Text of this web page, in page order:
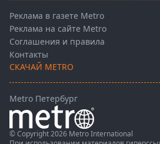
Реклама в газете Metro
Реклама на сайте Metro
Соглашения и правила
Контакты
СКАЧАЙ METRO
Metro Петербург
© Copyright 2026 Metro International